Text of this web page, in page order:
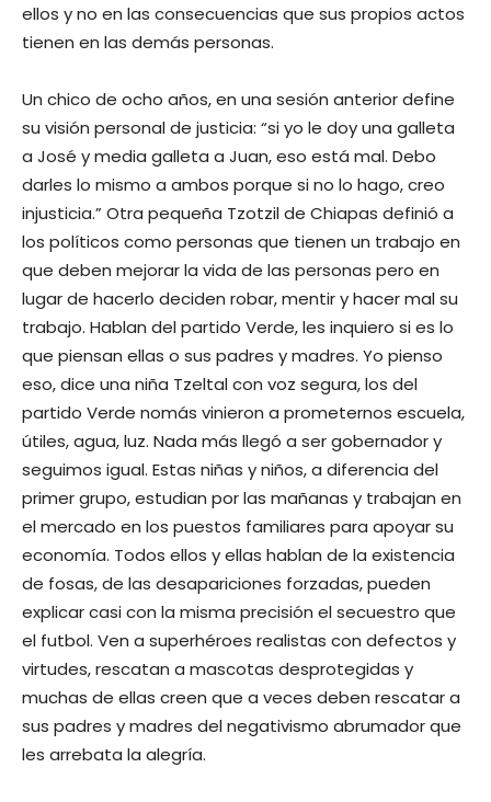
ellos y no en las consecuencias que sus propios actos
tienen en las demás personas.
Un chico de ocho años, en una sesión anterior define
su visión personal de justicia: “si yo le doy una galleta
a José y media galleta a Juan, eso está mal. Debo
darles lo mismo a ambos porque si no lo hago, creo
injusticia.” Otra pequeña Tzotzil de Chiapas definió a
los políticos como personas que tienen un trabajo en
que deben mejorar la vida de las personas pero en
lugar de hacerlo deciden robar, mentir y hacer mal su
trabajo. Hablan del partido Verde, les inquiero si es lo
que piensan ellas o sus padres y madres. Yo pienso
eso, dice una niña Tzeltal con voz segura, los del
partido Verde nomás vinieron a prometernos escuela,
útiles, agua, luz. Nada más llegó a ser gobernador y
seguimos igual. Estas niñas y niños, a diferencia del
primer grupo, estudian por las mañanas y trabajan en
el mercado en los puestos familiares para apoyar su
economía. Todos ellos y ellas hablan de la existencia
de fosas, de las desapariciones forzadas, pueden
explicar casi con la misma precisión el secuestro que
el futbol. Ven a superhéroes realistas con defectos y
virtudes, rescatan a mascotas desprotegidas y
muchas de ellas creen que a veces deben rescatar a
sus padres y madres del negativismo abrumador que
les arrebata la alegría.